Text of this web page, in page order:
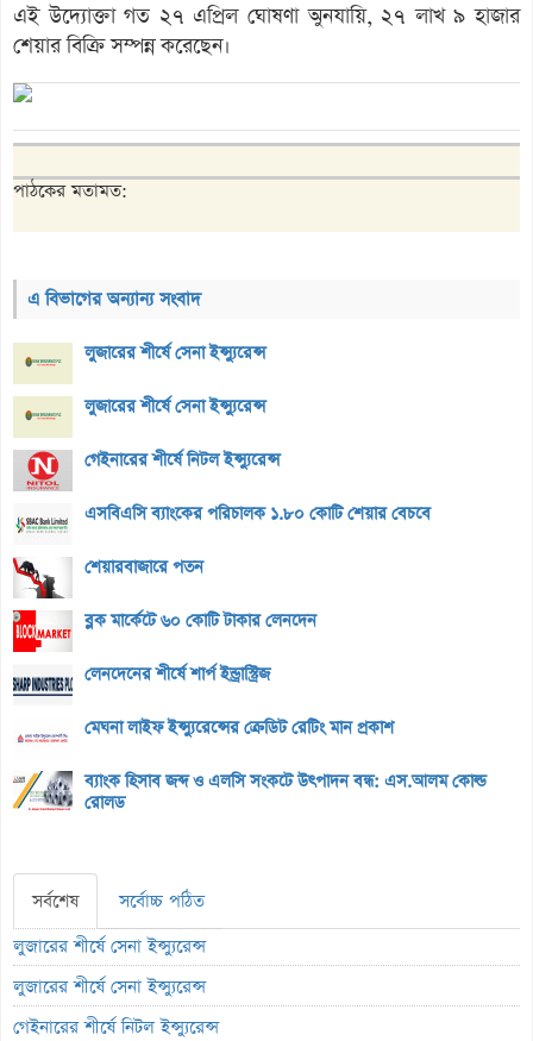
এই উদ্যোক্তা গত ২৭ এপ্রিল ঘোষণা অুনযায়ি, ২৭ লাখ ৯ হাজার
শেয়ার বিক্রি সম্পন্ন করেছেন।
পাঠকের মতামত:
এ বিভাগের অন্যান্য সংবাদ
লুজারের শীর্ষে সেনা ইন্স্যুরেন্স
লুজারের শীর্ষে সেনা ইন্স্যুরেন্স
গেইনারের শীর্ষে নিটল ইন্স্যুরেন্স
এসবিএসি ব্যাংকের পরিচালক ১.৮০ কোটি শেয়ার বেচবে
শেয়ারবাজারে পতন
ব্লক মার্কেটে ৬০ কোটি টাকার লেনদেন
লেনদেনের শীর্ষে শার্প ইন্ড্রাস্ট্রিজ
মেঘনা লাইফ ইন্স্যুরেন্সের ক্রেডিট রেটিং মান প্রকাশ
ব্যাংক হিসাব জব্দ ও এলসি সংকটে উৎপাদন বন্ধ: এস.আলম কোল্ড
রোলড
সর্বশেষ
সর্বোচ্চ পঠিত
লুজারের শীর্ষে সেনা ইন্স্যুরেন্স
লুজারের শীর্ষে সেনা ইন্স্যুরেন্স
গেইনারের শীর্ষে নিটল ইন্স্যুরেন্স